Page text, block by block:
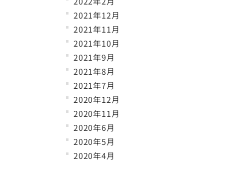
2021年12月
2021年11月
2021年10月
2021年9月
2021年8月
2021年7月
2020年12月
2020年11月
2020年6月
2020年5月
2020年4月